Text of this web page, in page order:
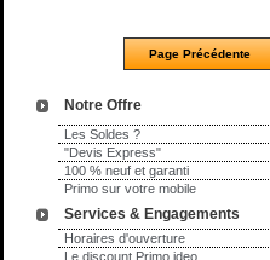
Notre Offre
Les Soldes ?
"Devis Express"
100 % neuf et garanti
Primo sur votre mobile
Services & Engagements
Horaires d'ouverture
Le discount Primo ideo